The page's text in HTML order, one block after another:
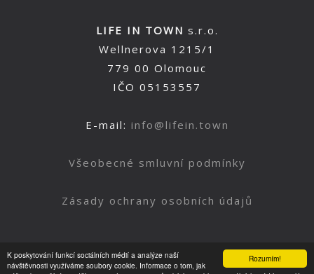
Rozumím!
K poskytování funkcí sociálních médií a analýze naší
návštěvnosti využíváme soubory cookie. Informace o tom, jak
LIFE IN TOWN s.r.o.
Wellnerova 1215/1
779 00 Olomouc
IČO 05153557
E-mail: info@lifein.town
Všeobecné smluvní podmínky
Zásady ochrany osobních údajů
Nahoru